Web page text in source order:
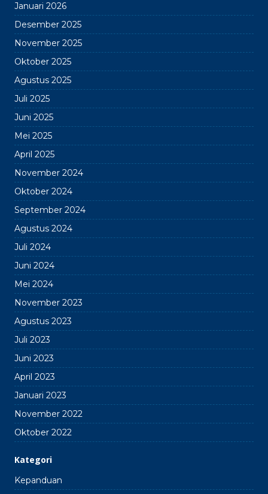
Januari 2026
Desember 2025
November 2025
Oktober 2025
Agustus 2025
Juli 2025
Juni 2025
Mei 2025
April 2025
November 2024
Oktober 2024
September 2024
Agustus 2024
Juli 2024
Juni 2024
Mei 2024
November 2023
Agustus 2023
Juli 2023
Juni 2023
April 2023
Januari 2023
November 2022
Oktober 2022
Kategori
Kepanduan